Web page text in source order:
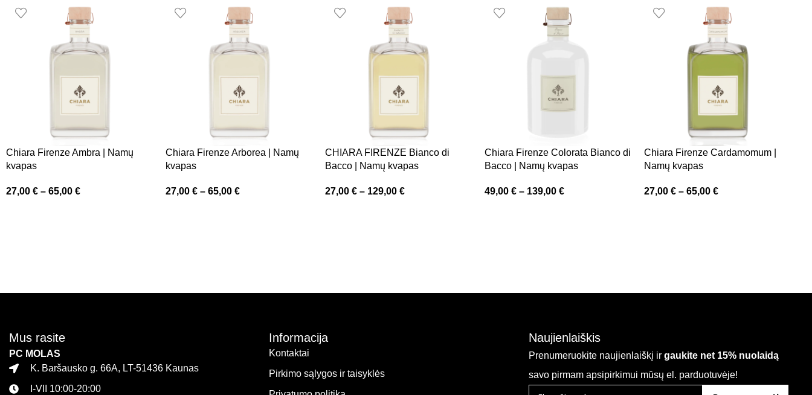
Chiara Firenze Ambra | Namų
kvapas
27,00 € – 65,00 €
Chiara Firenze Arborea | Namų
kvapas
27,00 € – 65,00 €
CHIARA FIRENZE Bianco di
Bacco | Namų kvapas
27,00 € – 129,00 €
Chiara Firenze Colorata Bianco di
Bacco | Namų kvapas
49,00 € – 139,00 €
Chiara Firenze Cardamomum |
Namų kvapas
27,00 € – 65,00 €
Mus rasite
PC MOLAS
K. Baršausko g. 66A, LT-51436 Kaunas
I-VII 10:00-20:00
Informacija
Kontaktai
Pirkimo sąlygos ir taisyklės
Naujienlaiškis
Prenumeruokite naujienlaiškį ir gaukite net 15% nuolaidą
savo pirmam apsipirkimui mūsų el. parduotuvėje!